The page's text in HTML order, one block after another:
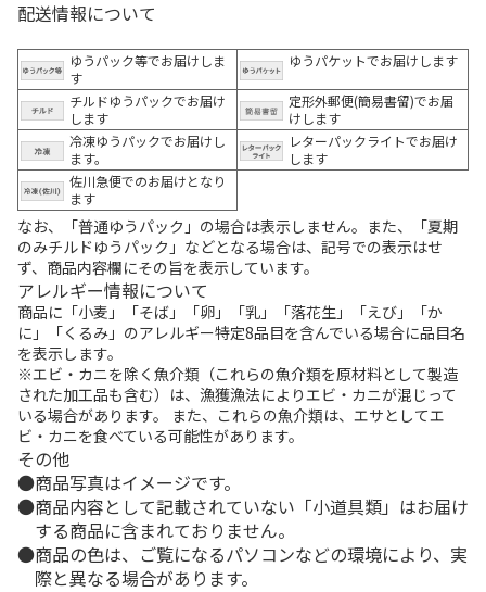
配送情報について
ゆうパック等でお届けしま
す
ゆうパケットでお届けします
チルドゆうパックでお届け
します
定形外郵便(簡易書留)でお届
けします
冷凍ゆうパックでお届けし
ます。
レターパックライトでお届け
します
佐川急便でのお届けとなり
ます
なお、「普通ゆうパック」の場合は表示しません。また、「夏期
のみチルドゆうパック」などとなる場合は、記号での表示はせ
ず、商品内容欄にその旨を表示しています。
アレルギー情報について
商品に「小麦」「そば」「卵」「乳」「落花生」「えび」「か
に」「くるみ」のアレルギー特定8品目を含んでいる場合に品目名
を表示します。
※エビ・カニを除く魚介類（これらの魚介類を原材料として製造
された加工品も含む）は、漁獲漁法によりエビ・カニが混じって
いる場合があります。 また、これらの魚介類は、エサとしてエ
ビ・カニを食べている可能性があります。
その他
商品写真はイメージです。
商品内容として記載されていない「小道具類」はお届け
する商品に含まれておりません。
商品の色は、ご覧になるパソコンなどの環境により、実
際と異なる場合があります。